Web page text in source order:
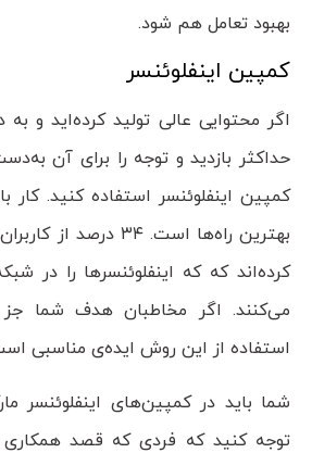
بهبود تعامل هم شود.
کمپین اینفلوئنسر
اگر محتوایی عالی تولید کرده‌اید و
حداکثر بازدید و توجه را برای آن
کمپین اینفلوئنسر استفاده کنید. کار
کرده‌اند که که اینفلوئنسر‌ها را در
می‌کنند. اگر مخاطبان هدف شما
استفاده از این روش ایده‌ی مناسبی
شما باید در کمپین‌های اینفلوئنسر
توجه کنید که فردی که قصد همکاری